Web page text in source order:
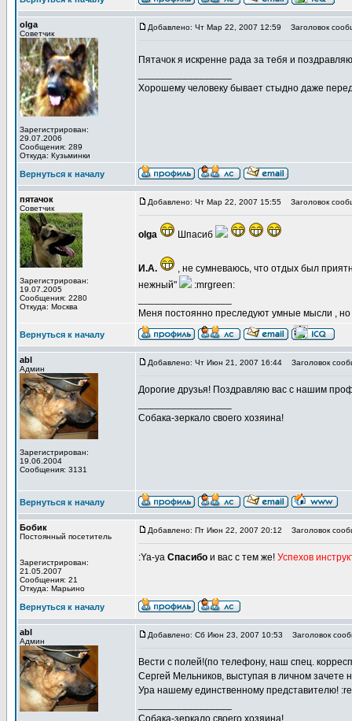
olga
Советчик
Зарегистрирован:
29.07.2006
Сообщения: 289
Откуда: Кузьминки
Добавлено: Чт Мар 22, 2007 12:59 Заголовок
Пятачок я искренне рада за тебя и
Хорошему человеку бывает стыдно даже
Вернуться к началу
пятачок
Советчик
Зарегистрирован:
19.07.2005
Сообщения: 2280
Откуда: Москва
Добавлено: Чт Мар 22, 2007 15:55 Заголовок
olga Шпасиб
И.А.
, не сумневаюсь, что отдых был
нежный"
:mrgreen:
Меня постоянно преследуют умные мысли ,
Вернуться к началу
abl
Админ
Зарегистрирован:
19.06.2004
Сообщения: 3131
Добавлено: Чт Июн 21, 2007 16:44 Заголовок
Дорогие друзья! Поздравляю вас с нашим
Собака-зеркало своего хозяина!
Вернуться к началу
Бобик
Постоянный посетитель
Зарегистрирован:
21.05.2007
Сообщения: 21
Откуда: Марьино
Добавлено: Пт Июн 22, 2007 20:12 Заголовок
:Ya-ya Спасибо и вас с тем же! Успехов
Вернуться к началу
abl
Админ
Добавлено: Сб Июн 23, 2007 10:53 Заголовок
Вести с полей!(по телефону, наш спец.
Сергей Мельников, выступая в личном
Ура нашему единственному представителю!
Собака-зеркало своего хозяина!